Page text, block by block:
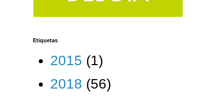
Etiquetas
2015 (1)
2018 (56)